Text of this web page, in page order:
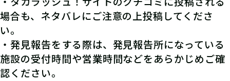
HANDS×takarush ハンズからの挑戦
総合評価平均
閃
体+2 知 +2
場合も、ネタバレにご注意の上投稿してくださ
い。
・発見報告をする際は、発見報告所になっている
施設の受付時間や営業時間などをあらかじめご確
認ください。